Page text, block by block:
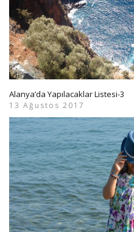
Alanya’da Yapılacaklar Listesi-3
13 Ağustos 2017